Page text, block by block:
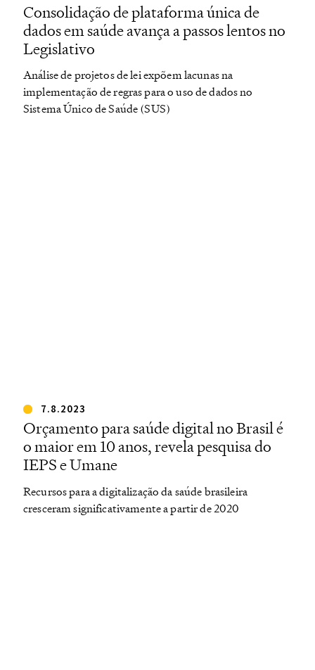
Consolidação de plataforma única de
dados em saúde avança a passos lentos no
Legislativo
Análise de projetos de lei expõem lacunas na
implementação de regras para o uso de dados no
Sistema Único de Saúde (SUS)
7.8.2023
Orçamento para saúde digital no Brasil é
o maior em 10 anos, revela pesquisa do
IEPS e Umane
Recursos para a digitalização da saúde brasileira
cresceram significativamente a partir de 2020